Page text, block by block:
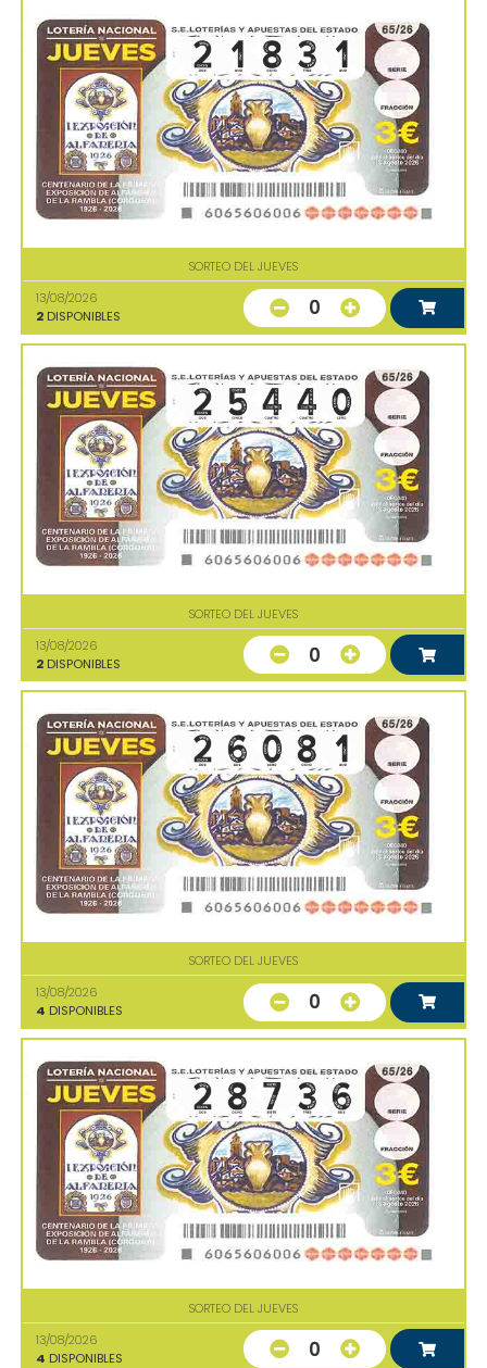
SORTEO DEL JUEVES
13/08/2026
2 DISPONIBLES 0
SORTEO DEL JUEVES
13/08/2026
2 DISPONIBLES 0
SORTEO DEL JUEVES
13/08/2026
4 DISPONIBLES 0
SORTEO DEL JUEVES
13/08/2026
4 DISPONIBLES 0